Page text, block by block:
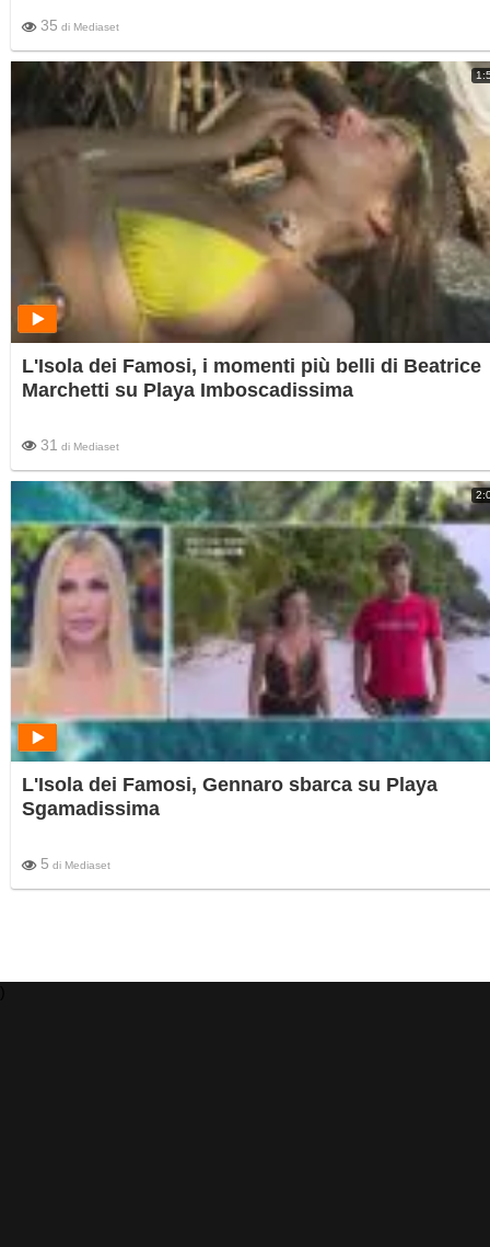
35 di Mediaset
L'Isola dei Famosi, i momenti più belli di Beatrice
Marchetti su Playa Imboscadissima
31 di Mediaset
L'Isola dei Famosi, Gennaro sbarca su Playa
Sgamadissima
5 di Mediaset